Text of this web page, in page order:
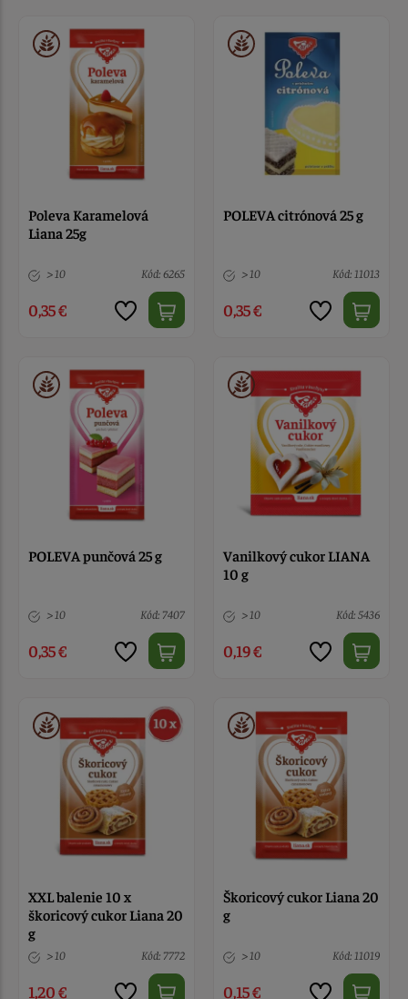
Poleva Karamelová
Liana 25g
> 10 Kód: 6265
0,35 €
POLEVA citrónová 25 g
> 10 Kód: 11013
0,35 €
POLEVA punčová 25 g
> 10 Kód: 7407
0,35 €
Vanilkový cukor LIANA
10 g
> 10 Kód: 5436
0,19 €
XXL balenie 10 x
škoricový cukor Liana 20
g
> 10 Kód: 7772
1,20 €
Škoricový cukor Liana 20
g
> 10 Kód: 11019
0,15 €